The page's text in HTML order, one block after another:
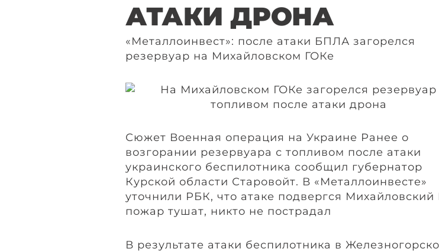
АТАКИ ДРОНА
«Металлоинвест»: после атаки БПЛА загорелся
резервуар на Михайловском ГОКе
Сюжет Военная операция на Украине Ранее о
возгорании резервуара с топливом после атаки
украинского беспилотника сообщил губернатор
Курской области Старовойт. В «Металлоинвесте»
уточнили РБК, что атаке подвергся Михайловский
пожар тушат, никто не пострадал
В результате атаки беспилотника в